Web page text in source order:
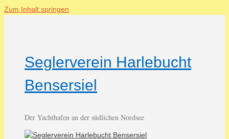
Zum Inhalt springen
Seglerverein Harlebucht
Bensersiel
Der Yachthafen an der südlichen Nordsee